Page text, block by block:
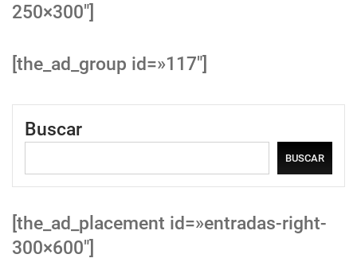
250×300″]
[the_ad_group id=»117″]
Buscar
BUSCAR
[the_ad_placement id=»entradas-right-
300×600″]